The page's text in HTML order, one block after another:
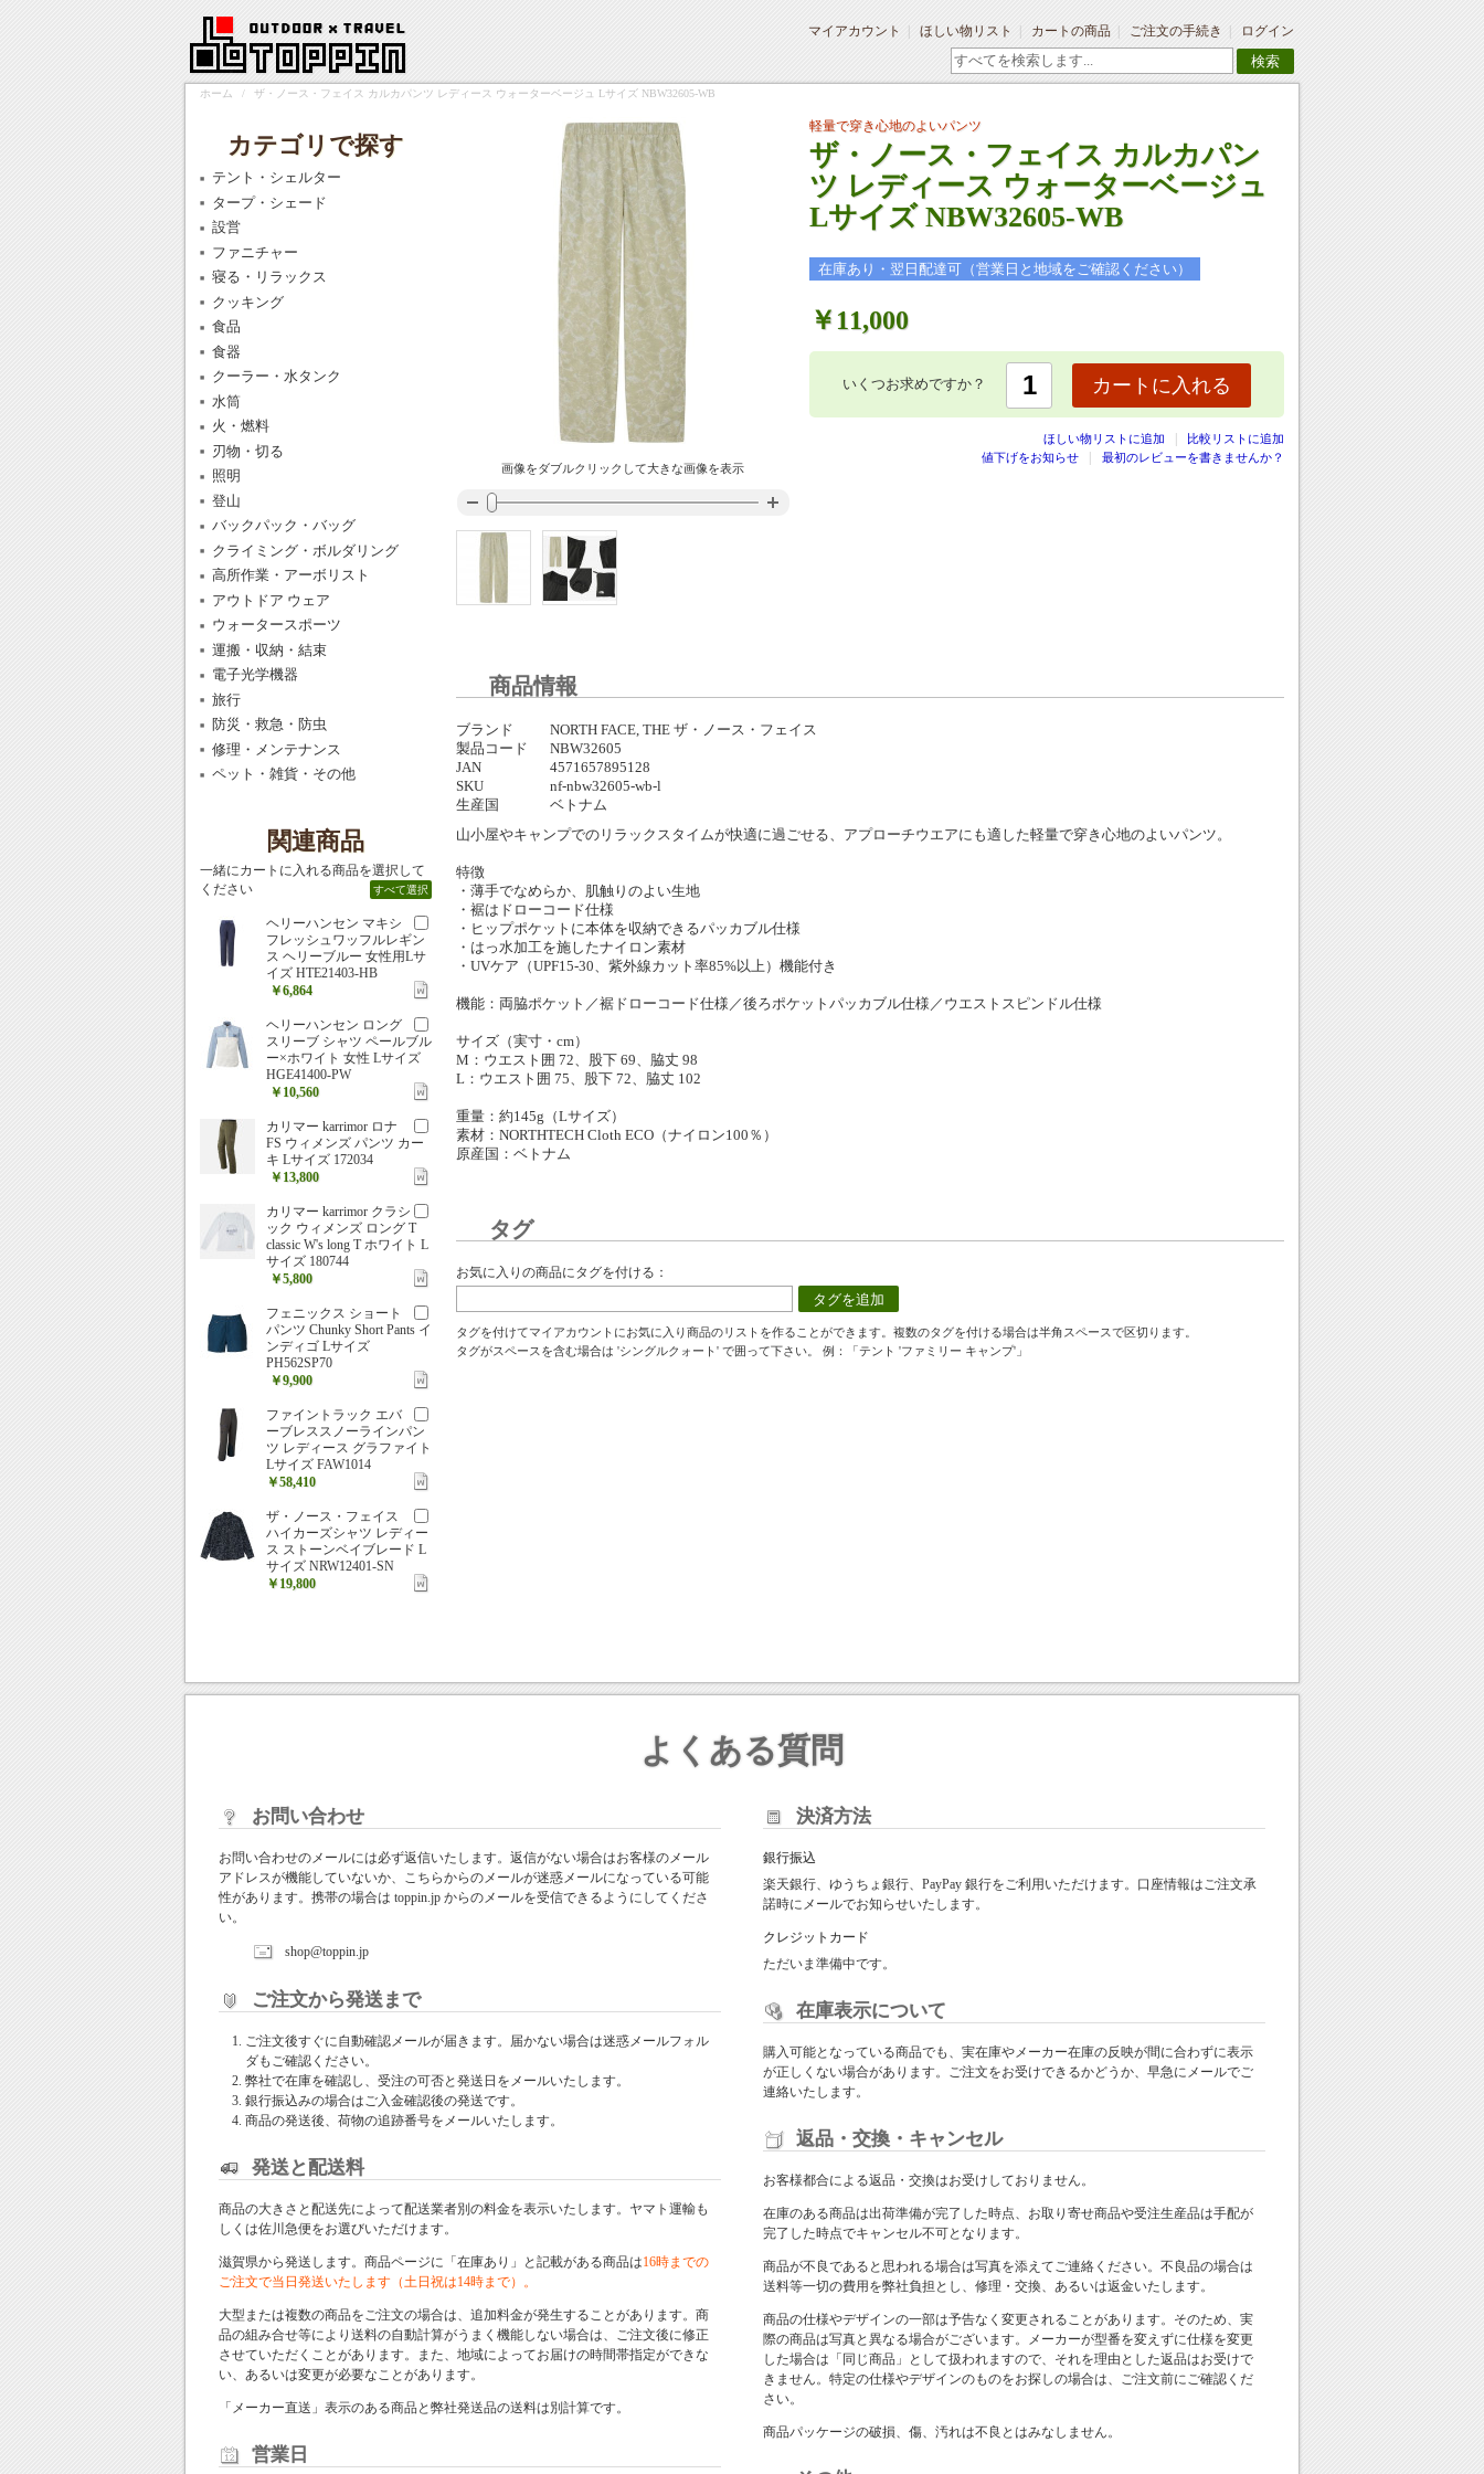
マイアカウント ほしい物リスト カートの商品 ご注文の手続き ログイン
検索
ホーム / ザ・ノース・フェイス カルカパンツ レディース ウォーターベージュ Lサイズ NBW32605-WB
軽量で穿き心地のよいパンツ
ザ・ノース・フェイス カルカパン
ツ レディース ウォーターベージュ
Lサイズ NBW32605-WB
在庫あり・翌日配達可（営業日と地域をご確認ください）
￥11,000
いくつお求めですか？ カートに入れる
ほしい物リストに追加
比較リストに追加
最初のレビューを書きませんか？
値下げをお知らせ
画像をダブルクリックして大きな画像を表示
商品情報
ブランド
NORTH FACE, THE ザ・ノース・フェイス
製品コード
NBW32605
JAN
4571657895128
SKU
nf-nbw32605-wb-l
生産国
ベトナム
山小屋やキャンプでのリラックスタイムが快適に過ごせる、アプローチウエアにも適した軽量で穿き心地のよいパンツ。
特徴
・薄手でなめらか、肌触りのよい生地
・裾はドローコード仕様
・ヒップポケットに本体を収納できるパッカブル仕様
・はっ水加工を施したナイロン素材
・UVケア（UPF15-30、紫外線カット率85%以上）機能付き
機能：両脇ポケット／裾ドローコード仕様／後ろポケットパッカブル仕様／ウエストスピンドル仕様
サイズ（実寸・cm）
M：ウエスト囲 72、股下 69、脇丈 98
L：ウエスト囲 75、股下 72、脇丈 102
重量：約145g（Lサイズ）
素材：NORTHTECH Cloth ECO（ナイロン100％）
原産国：ベトナム
タグ
お気に入りの商品にタグを付ける：
タグを追加
タグを付けてマイアカウントにお気に入り商品のリストを作ることができます。複数のタグを付ける場合は半角スペースで区切ります。
タグがスペースを含む場合は 'シングルクォート' で囲って下さい。 例：「テント 'ファミリー キャンプ'」
カテゴリで探す
テント・シェルター
タープ・シェード
設営
ファニチャー
寝る・リラックス
クッキング
食品
食器
クーラー・水タンク
水筒
火・燃料
刃物・切る
照明
登山
バックパック・バッグ
クライミング・ボルダリング
高所作業・アーボリスト
アウトドア ウェア
ウォータースポーツ
運搬・収納・結束
電子光学機器
旅行
防災・救急・防虫
修理・メンテナンス
ペット・雑貨・その他
関連商品
一緒にカートに入れる商品を選択して
ください
すべて選択
ヘリーハンセン マキシ
フレッシュワッフルレギン
ス ヘリーブルー 女性用Lサ
イズ HTE21403-HB
￥6,864
ヘリーハンセン ロング
スリーブ シャツ ペールブル
ー×ホワイト 女性 Lサイズ
HGE41400-PW
￥10,560
カリマー karrimor ロナ
FS ウィメンズ パンツ カー
キ Lサイズ 172034
￥13,800
カリマー karrimor クラシ
ック ウィメンズ ロング T
classic W's long T ホワイト L
サイズ 180744
￥5,800
フェニックス ショート
パンツ Chunky Short Pants イ
ンディゴ Lサイズ
PH562SP70
￥9,900
ファイントラック エバ
ーブレススノーラインパン
ツ レディース グラファイト
Lサイズ FAW1014
￥58,410
ザ・ノース・フェイス
ハイカーズシャツ レディー
ス ストーンベイブレード L
サイズ NRW12401-SN
￥19,800
よくある質問
お問い合わせ
お問い合わせのメールには必ず返信いたします。返信がない場合はお客様のメール
アドレスが機能していないか、こちらからのメールが迷惑メールになっている可能
性があります。携帯の場合は toppin.jp からのメールを受信できるようにしてくださ
い。
shop@toppin.jp
ご注文から発送まで
ご注文後すぐに自動確認メールが届きます。届かない場合は迷惑メールフォル
ダもご確認ください。
弊社で在庫を確認し、受注の可否と発送日をメールいたします。
銀行振込みの場合はご入金確認後の発送です。
商品の発送後、荷物の追跡番号をメールいたします。
発送と配送料
商品の大きさと配送先によって配送業者別の料金を表示いたします。ヤマト運輸も
しくは佐川急便をお選びいただけます。
滋賀県から発送します。商品ページに「在庫あり」と記載がある商品は16時までの
ご注文で当日発送いたします（土日祝は14時まで）。
大型または複数の商品をご注文の場合は、追加料金が発生することがあります。商
品の組み合せ等により送料の自動計算がうまく機能しない場合は、ご注文後に修正
させていただくことがあります。また、地域によってお届けの時間帯指定ができな
い、あるいは変更が必要なことがあります。
「メーカー直送」表示のある商品と弊社発送品の送料は別計算です。
営業日
決済方法
銀行振込
楽天銀行、ゆうちょ銀行、PayPay 銀行をご利用いただけます。口座情報はご注文承
諾時にメールでお知らせいたします。
クレジットカード
ただいま準備中です。
在庫表示について
購入可能となっている商品でも、実在庫やメーカー在庫の反映が間に合わずに表示
が正しくない場合があります。ご注文をお受けできるかどうか、早急にメールでご
連絡いたします。
返品・交換・キャンセル
お客様都合による返品・交換はお受けしておりません。
在庫のある商品は出荷準備が完了した時点、お取り寄せ商品や受注生産品は手配が
完了した時点でキャンセル不可となります。
商品が不良であると思われる場合は写真を添えてご連絡ください。不良品の場合は
送料等一切の費用を弊社負担とし、修理・交換、あるいは返金いたします。
商品の仕様やデザインの一部は予告なく変更されることがあります。そのため、実
際の商品は写真と異なる場合がございます。メーカーが型番を変えずに仕様を変更
した場合は「同じ商品」として扱われますので、それを理由とした返品はお受けで
きません。特定の仕様やデザインのものをお探しの場合は、ご注文前にご確認くだ
さい。
商品パッケージの破損、傷、汚れは不良とはみなしません。